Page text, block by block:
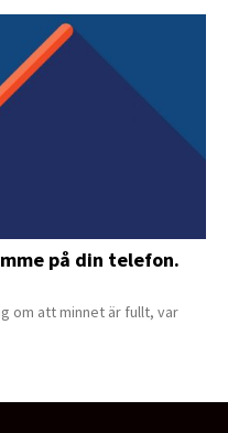
på din telefon.
om att minnet är fullt, var